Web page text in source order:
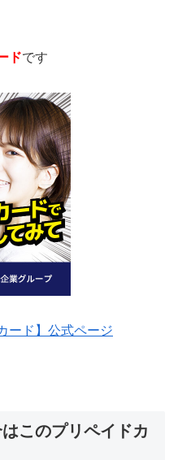
ドです
ード】公式ページ
このプリペイドカ